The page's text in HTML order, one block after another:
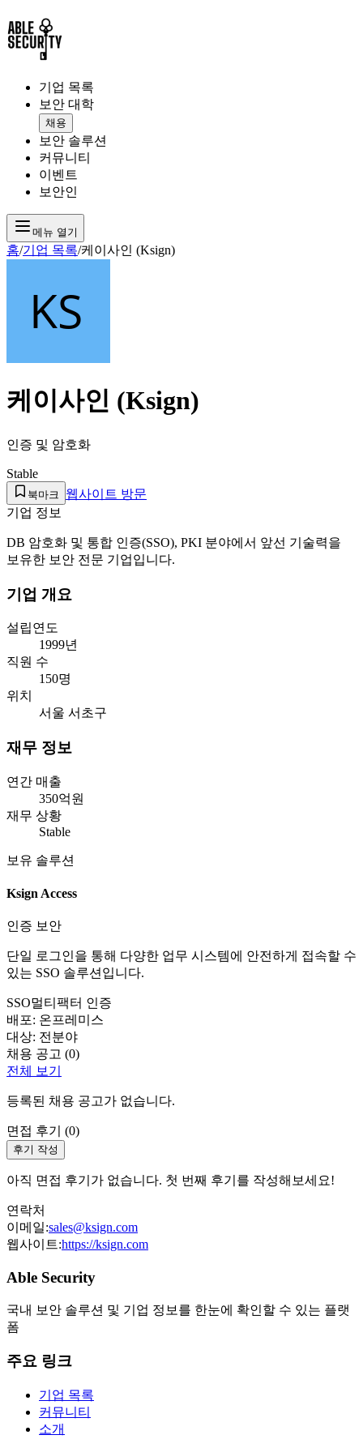
기업 목록
보안 대학
채용
보안 솔루션
커뮤니티
이벤트
보안인
메뉴 열기
홈/기업 목록/케이사인 (Ksign)
케이사인 (Ksign)
인증 및 암호화
Stable
북마크
웹사이트 방문
기업 정보
DB 암호화 및 통합 인증(SSO), PKI 분야에서 앞선 기술력을
보유한 보안 전문 기업입니다.
기업 개요
설립연도
1999년
직원 수
150명
위치
서울 서초구
재무 정보
연간 매출
350억원
재무 상황
Stable
보유 솔루션
Ksign Access
인증 보안
단일 로그인을 통해 다양한 업무 시스템에 안전하게 접속할 수
있는 SSO 솔루션입니다.
SSO멀티팩터 인증
배포: 온프레미스
대상: 전분야
채용 공고 (0)
전체 보기
등록된 채용 공고가 없습니다.
면접 후기 (0)
후기 작성
아직 면접 후기가 없습니다. 첫 번째 후기를 작성해보세요!
연락처
이메일:sales@ksign.com
웹사이트:https://ksign.com
Able Security
국내 보안 솔루션 및 기업 정보를 한눈에 확인할 수 있는 플랫
폼
주요 링크
기업 목록
커뮤니티
소개